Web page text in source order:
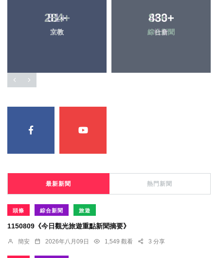
81+
宗教
483+
社會
284+
文教
830+
綜合新聞
最新新聞 熱門新聞
頭條 綜合新聞 旅遊
1150809《今日觀光旅遊重點新聞摘要》
簡安 2026年八月09日 1,549 觀看 3 分享